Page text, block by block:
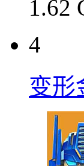
1.62
4
变形